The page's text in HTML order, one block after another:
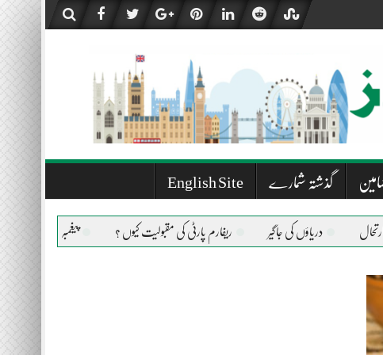
گذشتہ شمارے English Site
دریاؤں کی جاگیر ریفارم پارٹی کی مقبولیت کیوں ؟ پیغمبر اسلام صلی اللہ علیہ وسلم